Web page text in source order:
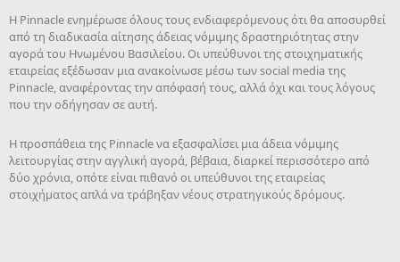
Η Pinnacle ενημέρωσε όλους τους ενδιαφερόμενους ότι θα αποσυρθεί
από τη διαδικασία αίτησης άδειας νόμιμης δραστηριότητας στην
αγορά του Ηνωμένου Βασιλείου. Οι υπεύθυνοι της στοιχηματικής
εταιρείας εξέδωσαν μια ανακοίνωσε μέσω των social media της
Pinnacle, αναφέροντας την απόφασή τους, αλλά όχι και τους λόγους
που την οδήγησαν σε αυτή.
Η προσπάθεια της Pinnacle να εξασφαλίσει μια άδεια νόμιμης
λειτουργίας στην αγγλική αγορά, βέβαια, διαρκεί περισσότερο από
δύο χρόνια, οπότε είναι πιθανό οι υπεύθυνοι της εταιρείας
στοιχήματος απλά να τράβηξαν νέους στρατηγικούς δρόμους.